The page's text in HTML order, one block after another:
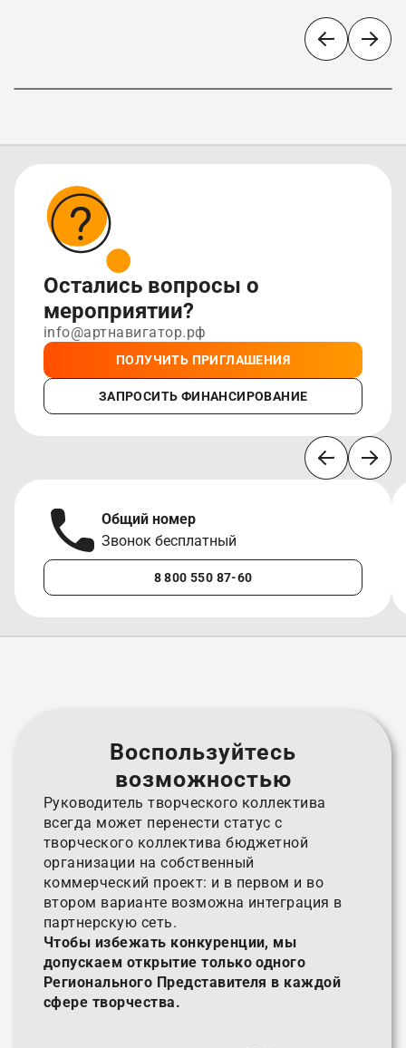
Остались вопросы о
мероприятии?
info@артнавигатор.рф
ПОЛУЧИТЬ ПРИГЛАШЕНИЯ
ЗАПРОСИТЬ ФИНАНСИРОВАНИЕ
Общий номер
Звонок бесплатный
8 800 550 87-60
Воспользуйтесь
возможностью
Руководитель творческого коллектива
всегда может перенести статус с
творческого коллектива бюджетной
организации на собственный
коммерческий проект: и в первом и во
втором варианте возможна интеграция в
партнерскую сеть.
Чтобы избежать конкуренции, мы
допускаем открытие только одного
Регионального Представителя в каждой
сфере творчества.